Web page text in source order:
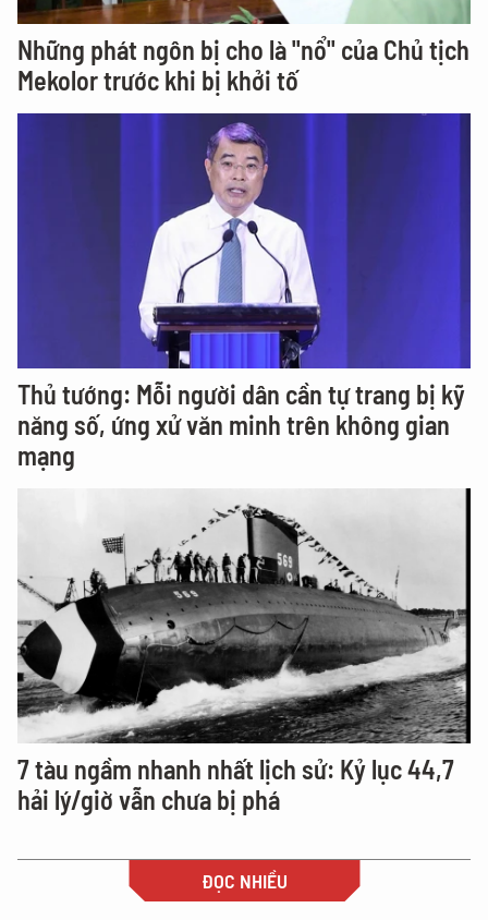
Những phát ngôn bị cho là "nổ" của Chủ tịch
Mekolor trước khi bị khởi tố
Thủ tướng: Mỗi người dân cần tự trang bị kỹ
năng số, ứng xử văn minh trên không gian
mạng
7 tàu ngầm nhanh nhất lịch sử: Kỷ lục 44,7
hải lý/giờ vẫn chưa bị phá
ĐỌC NHIỀU